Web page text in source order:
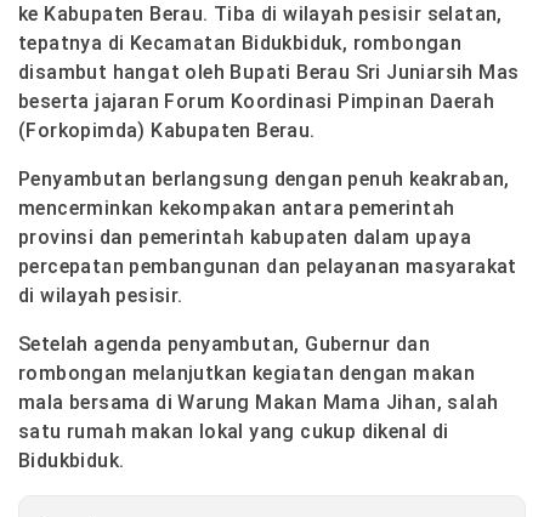
ke Kabupaten Berau. Tiba di wilayah pesisir selatan,
tepatnya di Kecamatan Bidukbiduk, rombongan
disambut hangat oleh Bupati Berau Sri Juniarsih Mas
beserta jajaran Forum Koordinasi Pimpinan Daerah
(Forkopimda) Kabupaten Berau.
Penyambutan berlangsung dengan penuh keakraban,
mencerminkan kekompakan antara pemerintah
provinsi dan pemerintah kabupaten dalam upaya
percepatan pembangunan dan pelayanan masyarakat
di wilayah pesisir.
Setelah agenda penyambutan, Gubernur dan
rombongan melanjutkan kegiatan dengan makan
mala bersama di Warung Makan Mama Jihan, salah
satu rumah makan lokal yang cukup dikenal di
Bidukbiduk.